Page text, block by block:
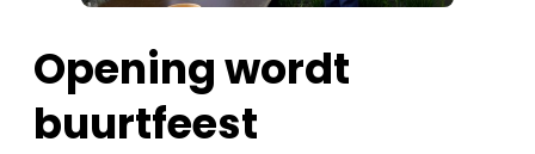
Opening wordt
buurtfeest